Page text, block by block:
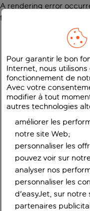
A rendering error
function
Pour garantir le bon
Internet, nous
fonctionnement de
Avec votre
modifier à tout
autres technologies
améliorer les
notre site Web;
personnaliser les
pouvez voir sur
analyser nos
personnaliser les
d'easyJet, sur notre
partenaires